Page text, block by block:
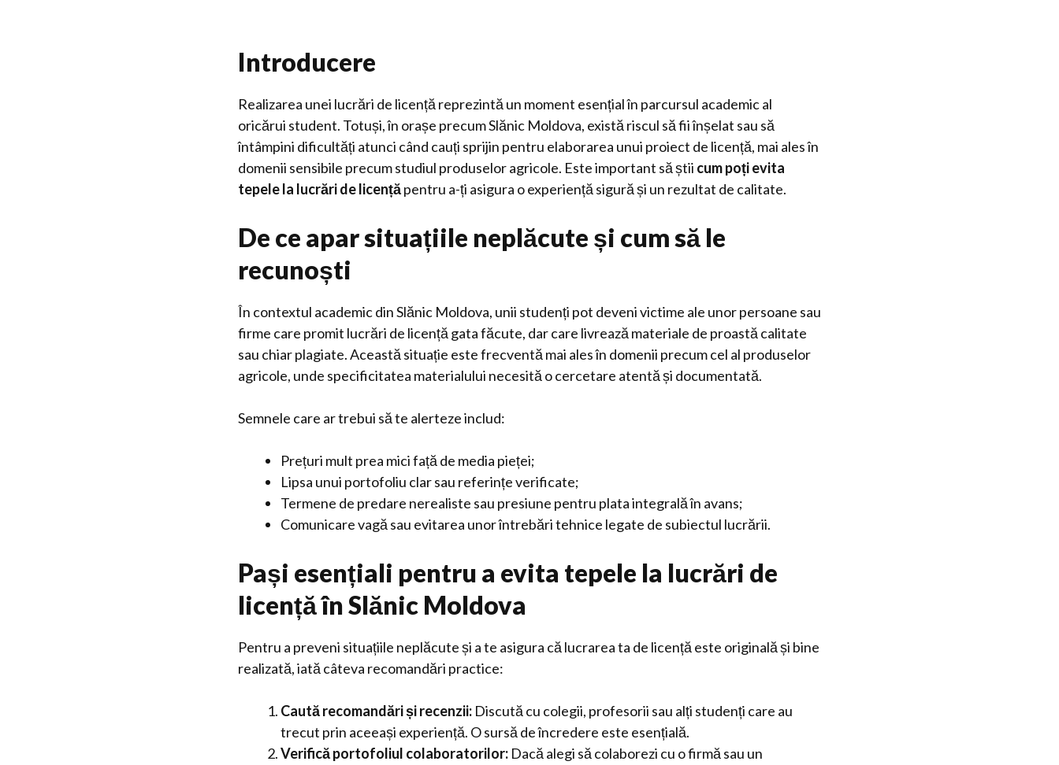
Introducere
Realizarea unei lucrări de licență reprezintă un moment esențial în parcursul academic al
oricărui student. Totuși, în orașe precum Slănic Moldova, există riscul să fii înșelat sau să
întâmpini dificultăți atunci când cauți sprijin pentru elaborarea unui proiect de licență, mai ales în
domenii sensibile precum studiul produselor agricole. Este important să știi cum poți evita
tepele la lucrări de licențăpentru a-ți asigura o experiență sigură și un rezultat de calitate.
De ce apar situațiile neplăcute și cum să le
recunoști
În contextul academic din Slănic Moldova, unii studenți pot deveni victime ale unor persoane sau
firme care promit lucrări de licență gata făcute, dar care livrează materiale de proastă calitate
sau chiar plagiate. Această situație este frecventă mai ales în domenii precum cel al produselor
agricole, unde specificitatea materialului necesită o cercetare atentă și documentată.
Semnele care ar trebui să te alerteze includ:
Prețuri mult prea mici față de media pieței;
Lipsa unui portofoliu clar sau referințe verificate;
Termene de predare nerealiste sau presiune pentru plata integrală în avans;
Comunicare vagă sau evitarea unor întrebări tehnice legate de subiectul lucrării.
Pași esențiali pentru a evita tepele la lucrări de
licență în Slănic Moldova
Pentru a preveni situațiile neplăcute și a te asigura că lucrarea ta de licență este originală și bine
realizată, iată câteva recomandări practice:
Caută recomandări și recenzii: Discută cu colegii, profesorii sau alți studenți care au
trecut prin aceeași experiență. O sursă de încredere este esențială.
Verifică portofoliul colaboratorilor: Dacă alegi să colaborezi cu o firmă sau un